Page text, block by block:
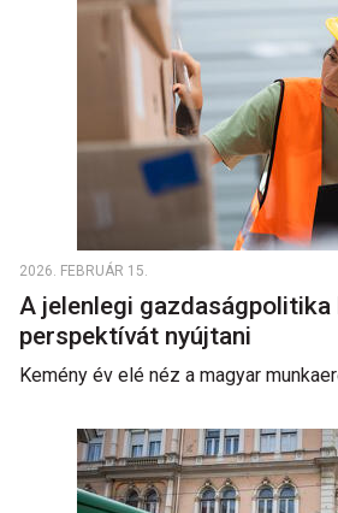
2026. FEBRUÁR 15.
A jelenlegi
perspektívát nyújtani
Kemény év elé néz a magyar